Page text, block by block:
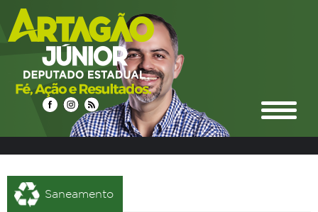
Saneamento